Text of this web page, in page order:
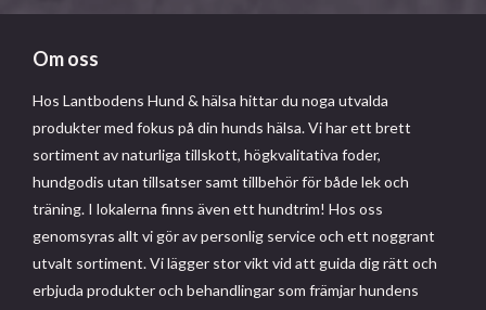
Om oss
Hos Lantbodens Hund & hälsa hittar du noga utvalda
produkter med fokus på din hunds hälsa. Vi har ett brett
sortiment av naturliga tillskott, högkvalitativa foder,
hundgodis utan tillsatser samt tillbehör för både lek och
träning. I lokalerna finns även ett hundtrim! Hos oss
genomsyras allt vi gör av personlig service och ett noggrant
utvalt sortiment. Vi lägger stor vikt vid att guida dig rätt och
erbjuda produkter och behandlingar som främjar hundens